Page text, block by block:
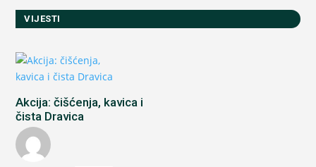
VIJESTI
Akcija: čišćenja, kavica i
čista Dravica